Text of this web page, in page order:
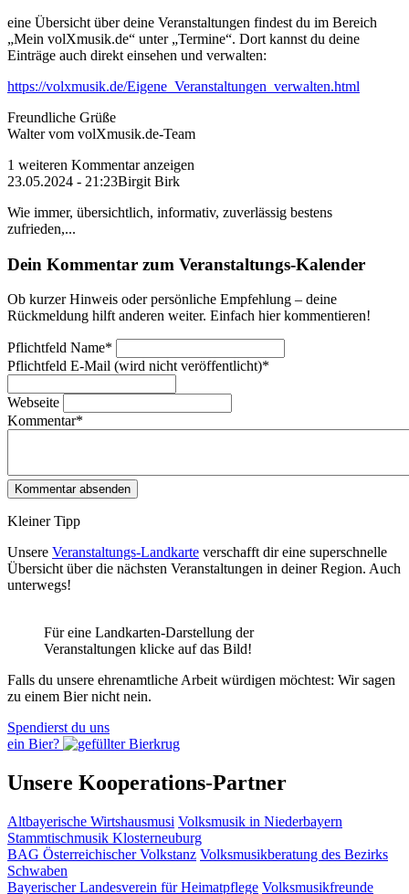
eine Übersicht über deine Veranstaltungen findest du im Bereich
„Mein volXmusik.de“ unter „Termine“. Dort kannst du deine
Einträge auch direkt einsehen und verwalten:
https://volxmusik.de/Eigene_Veranstaltungen_verwalten.html
Freundliche Grüße
Walter vom volXmusik.de-Team
1 weiteren Kommentar anzeigen
23.05.2024 - 21:23Birgit Birk
Wie immer, übersichtlich, informativ, zuverlässig bestens
zufrieden,...
Dein Kommentar zum Veranstaltungs-Kalender
Ob kurzer Hinweis oder persönliche Empfehlung – deine
Rückmeldung hilft anderen weiter. Einfach hier kommentieren!
Pflichtfeld Name*
Pflichtfeld E-Mail (wird nicht veröffentlicht)*
Webseite
Kommentar*
Kleiner Tipp
Unsere Veranstaltungs-Landkarte verschafft dir eine superschnelle
Übersicht über die nächsten Veranstaltungen in deiner Region. Auch
unterwegs!
Für eine Landkarten-Darstellung der
Veranstaltungen klicke auf das Bild!
Falls du unsere ehrenamtliche Arbeit würdigen möchtest: Wir sagen
zu einem Bier nicht nein.
Spendierst du uns
ein Bier?
Unsere Kooperations-Partner
Altbayerische Wirtshausmusi Volksmusik in Niederbayern
Stammtischmusik Klosterneuburg
BAG Österreichischer Volkstanz Volksmusikberatung des Bezirks
Schwaben
Bayerischer Landesverein für Heimatpflege Volksmusikfreunde